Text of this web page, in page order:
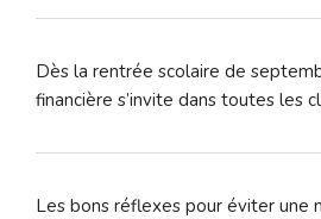
Dès la rentrée scolaire de
financière s’invite dans toutes les
Les bons réflexes pour éviter une